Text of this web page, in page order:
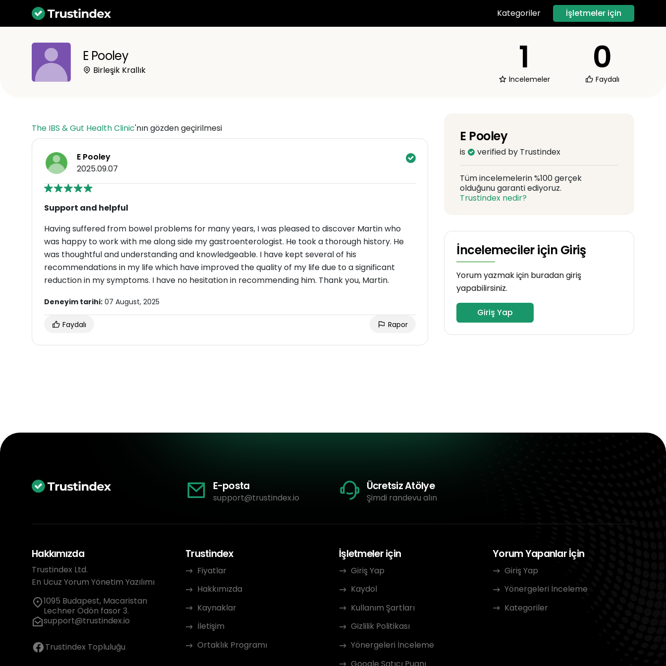
Kategoriler İşletmeler için
E Pooley
Birleşik Krallık 1
İncelemeler
0
Faydalı
The IBS & Gut Health Clinic'nın gözden geçirilmesi
E Pooley
2025.09.07
Support and helpful
Having suffered from bowel problems for many years, I was pleased to discover Martin who
was happy to work with me along side my gastroenterologist. He took a thorough history. He
was thoughtful and understanding and knowledgeable. I have kept several of his
recommendations in my life which have improved the quality of my life due to a significant
reduction in my symptoms. I have no hesitation in recommending him. Thank you, Martin.
Deneyim tarihi: 07 August, 2025
Faydalı Rapor
E Pooley
is verified by Trustindex
Tüm incelemelerin %100 gerçek
olduğunu garanti ediyoruz.
Trustindex nedir?
İncelemeciler için Giriş
Yorum yazmak için buradan giriş
yapabilirsiniz.
Giriş Yap
E-posta
support@trustindex.io
Ücretsiz Atölye
Şimdi randevu alın
Hakkımızda
Trustindex Ltd.
En Ucuz Yorum Yönetim Yazılımı
1095 Budapest, Macaristan
Lechner Ödön fasor 3.
support@trustindex.io
Trustindex Topluluğu
Trustindex
Fiyatlar
Hakkımızda
Kaynaklar
İletişim
Ortaklık Programı
İşletmeler için
Giriş Yap
Kaydol
Kullanım Şartları
Gizlilik Politikası
Yönergeleri İnceleme
Google Satıcı Puanı
Yorum Yapanlar İçin
Giriş Yap
Yönergeleri İnceleme
Kategoriler